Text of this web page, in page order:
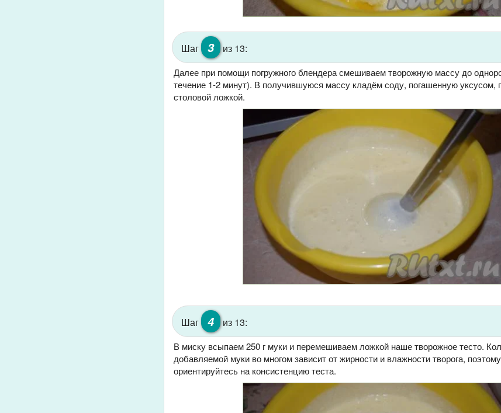
Шаг 3 из 13:
Далее при помощи погружного блендера смешиваем творожную массу до
течение 1-2 минут). В получившуюся массу кладём соду, погашенную
столовой ложкой.
Шаг 4 из 13:
В миску всыпаем 250 г муки и перемешиваем ложкой наше творожное тесто.
добавляемой муки во многом зависит от жирности и влажности творога,
ориентируйтесь на консистенцию теста.